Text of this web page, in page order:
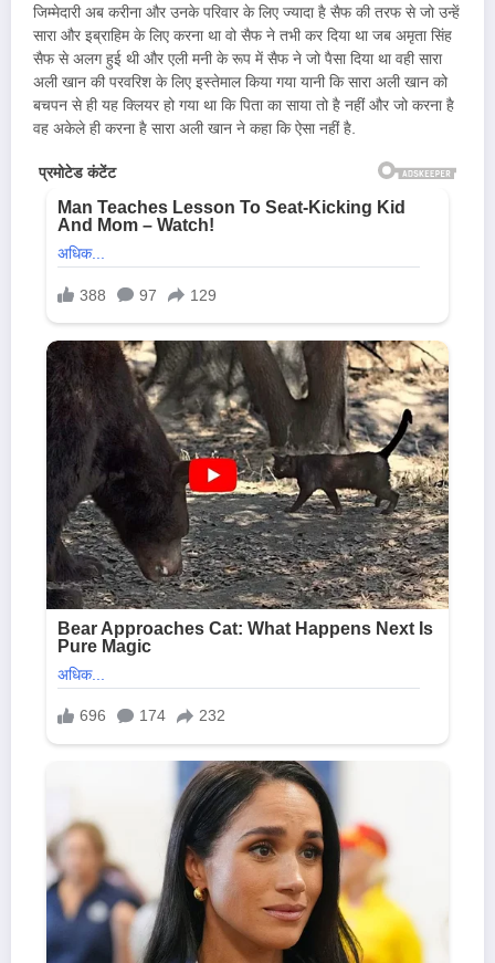
जिम्मेदारी अब करीना और उनके परिवार के लिए ज्यादा है सैफ की तरफ से जो उन्हें
सारा और इब्राहिम के लिए करना था वो सैफ ने तभी कर दिया था जब अमृता सिंह
सैफ से अलग हुई थी और एली मनी के रूप में सैफ ने जो पैसा दिया था वही सारा
अली खान की परवरिश के लिए इस्तेमाल किया गया यानी कि सारा अली खान को
बचपन से ही यह क्लियर हो गया था कि पिता का साया तो है नहीं और जो करना है
वह अकेले ही करना है सारा अली खान ने कहा कि ऐसा नहीं है.